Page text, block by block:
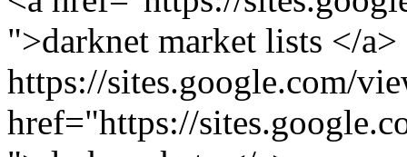
">darknet market lists </a>
https://sites.google.com/
href="https://